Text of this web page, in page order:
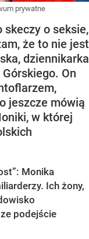
prywatne
skeczy o seksie,
że to nie jest
dziennikarka
On
jeszcze mówią
w której
Monika
Ich żony,
podejście